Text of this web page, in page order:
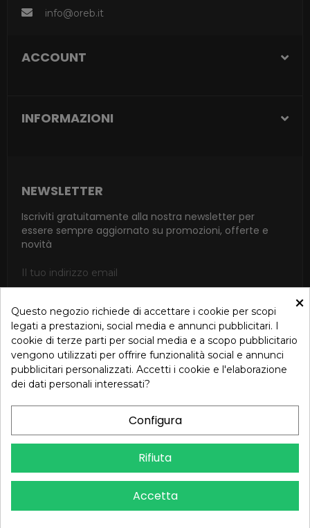
info@oreb.it
ACCOUNT
INFORMAZIONI
NEWSLETTER
Iscriviti gratuitamente alla nostra newsletter per
essere sempre aggiornato su promozioni, offerte e
novità
ISCRIVITI
Accetto le condizioni generali e la politica di riservatezza in
base alla Privacy Policy
Dichiarazione di Accessibilità – Oreb.com
Copyright © 2024 OREB S.R.L. - P.Iva 00937560720 - Tutti i diritti
riservati - Dev.
×
Questo negozio richiede di accettare i cookie per scopi
legati a prestazioni, social media e annunci pubblicitari. I
cookie di terze parti per social media e a scopo pubblicitario
vengono utilizzati per offrire funzionalità social e annunci
pubblicitari personalizzati. Accetti i cookie e l'elaborazione
dei dati personali interessati?
Configura
Rifiuta
Accetta